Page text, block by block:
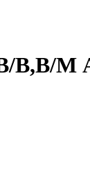
В,В/М